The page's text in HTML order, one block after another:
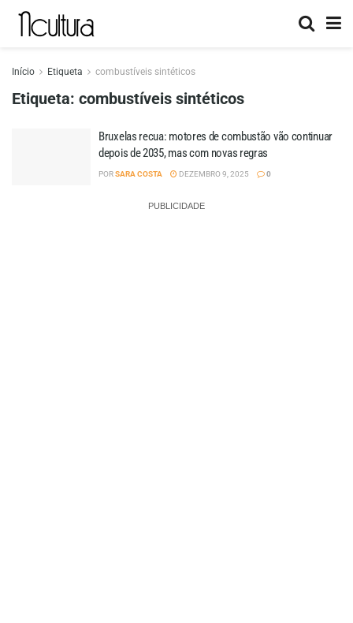
Início Etiqueta combustíveis sintéticos
Etiqueta: combustíveis sintéticos
Bruxelas recua: motores de combustão vão continuar
depois de 2035, mas com novas regras
PORSARA COSTA DEZEMBRO 9, 2025 0
PUBLICIDADE